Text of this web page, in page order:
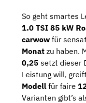
So geht smartes
1.0 TSI 85 kW
carwow für
Monat zu haben.
0,25 setzt dieser
Leistung will,
Modell für faire
Varianten gibt’s